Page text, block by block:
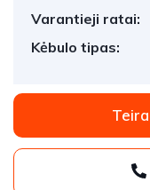
Varantieji ratai:
Kėbulo tipas: